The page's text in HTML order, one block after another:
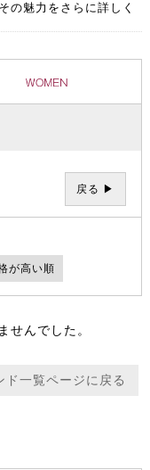
の魅力をさらに詳しく
戻る ▶
が高い順
せんでした。
ド一覧ページに戻る